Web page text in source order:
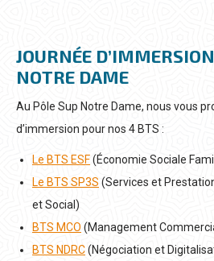
JOURNÉE
NOTRE DAME
Au Pôle Sup Notre Dame, nous vous
d’immersion pour nos 4 BTS :
Le BTS ESF(Économie Sociale
Le BTS SP3S (Services et
et Social)
BTS MCO (Management
BTS NDRC(Négociation et